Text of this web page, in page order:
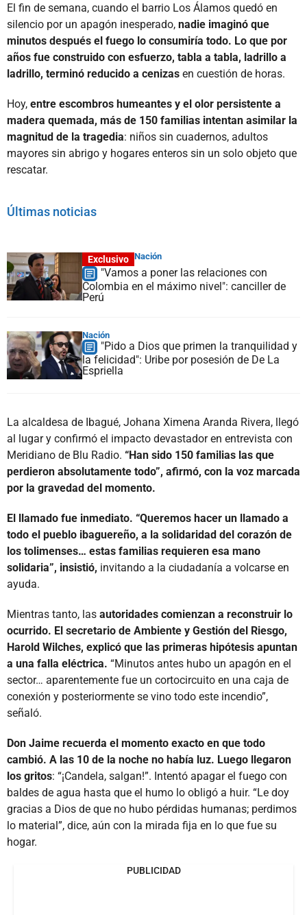
El fin de semana, cuando el barrio Los Álamos quedó en
silencio por un apagón inesperado, nadie imaginó que
minutos después el fuego lo consumiría todo. Lo que por
años fue construido con esfuerzo, tabla a tabla, ladrillo a
ladrillo, terminó reducido a cenizas en cuestión de horas.
Hoy, entre escombros humeantes y el olor persistente a
madera quemada, más de 150 familias intentan asimilar la
magnitud de la tragedia: niños sin cuadernos, adultos
mayores sin abrigo y hogares enteros sin un solo objeto que
rescatar.
Últimas noticias
Exclusivo Nación
"Vamos a poner las relaciones con
Colombia en el máximo nivel": canciller de
Perú
Nación
"Pido a Dios que primen la tranquilidad y
la felicidad": Uribe por posesión de De La
Espriella
La alcaldesa de Ibagué, Johana Ximena Aranda Rivera, llegó
al lugar y confirmó el impacto devastador en entrevista con
Meridiano de Blu Radio. “Han sido 150 familias las que
perdieron absolutamente todo”, afirmó, con la voz marcada
por la gravedad del momento.
El llamado fue inmediato. “Queremos hacer un llamado a
todo el pueblo ibaguereño, a la solidaridad del corazón de
los tolimenses… estas familias requieren esa mano
solidaria”, insistió, invitando a la ciudadanía a volcarse en
ayuda.
Mientras tanto, las autoridades comienzan a reconstruir lo
ocurrido. El secretario de Ambiente y Gestión del Riesgo,
Harold Wilches, explicó que las primeras hipótesis apuntan
a una falla eléctrica. “Minutos antes hubo un apagón en el
sector… aparentemente fue un cortocircuito en una caja de
conexión y posteriormente se vino todo este incendio”,
señaló.
Don Jaime recuerda el momento exacto en que todo
cambió. A las 10 de la noche no había luz. Luego llegaron
los gritos: “¡Candela, salgan!”. Intentó apagar el fuego con
baldes de agua hasta que el humo lo obligó a huir. “Le doy
gracias a Dios de que no hubo pérdidas humanas; perdimos
lo material”, dice, aún con la mirada fija en lo que fue su
hogar.
PUBLICIDAD